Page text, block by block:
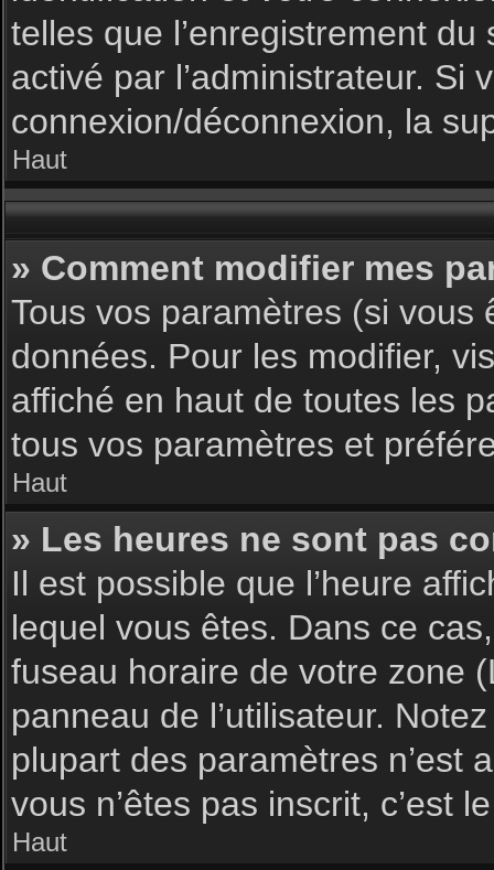
telles que l’enregistrement
activé par l’administrateur. Si
connexion/déconnexion, la
Haut
» Comment modifier mes
Tous vos paramètres (si
données. Pour les modifier,
affiché en haut de toutes les
tous vos paramètres et
Haut
» Les heures ne sont pas
Il est possible que l’heure
lequel vous êtes. Dans ce
fuseau horaire de votre zone
panneau de l’utilisateur.
plupart des paramètres n’est
vous n’êtes pas inscrit, c’est
Haut